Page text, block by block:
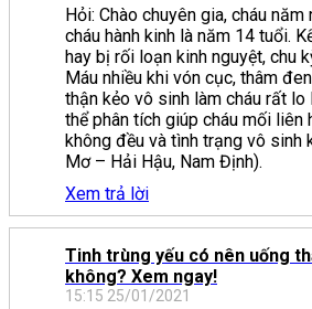
Hỏi: Chào chuyên gia, cháu
cháu hành kinh là năm 14 tuổi.
hay bị rối loạn kinh nguyệt, chu
Máu nhiều khi vón cục, thâm
thận kẻo vô sinh làm cháu rất lo
thể phân tích giúp cháu mối liên
không đều và tình trạng vô sinh
Mơ – Hải Hậu, Nam Định).
Xem trả lời
Tinh trùng yếu có nên uống
không? Xem ngay!
15:15 25/01/2021